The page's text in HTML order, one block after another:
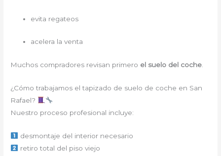
evita regateos
acelera la venta
Muchos compradores revisan primero el suelo del coche.
¿Cómo trabajamos el tapizado de suelo de coche en San
Rafael?
Nuestro proceso profesional incluye:
desmontaje del interior necesario
retiro total del piso viejo